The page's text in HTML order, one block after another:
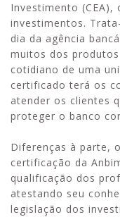
Investimento
investimentos.
dia da agência
muitos dos
cotidiano de uma
certificado terá os
atender os clientes
proteger o banco
Diferenças à parte,
certificação da
qualificação dos
atestando seu
legislação dos